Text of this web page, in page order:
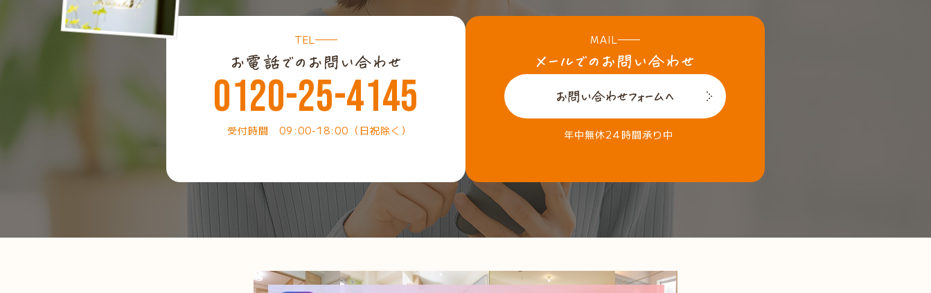
TEL
0120-25-4145
受付時間 09:00-18:00（日祝除く）
MAIL
年中無休24時間承り中